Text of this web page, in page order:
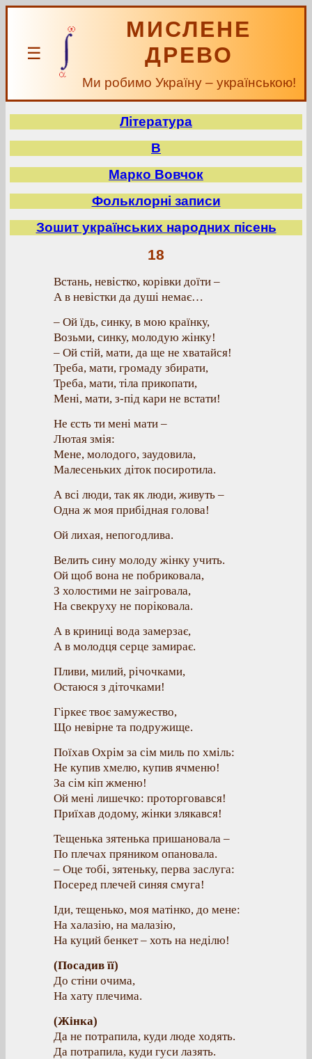
☰
МИСЛЕНЕ
ДРЕВО
Ми робимо Україну – українською!
Література
В
Марко Вовчок
Фольклорні записи
Зошит українських народних пісень
18
Встань, невістко, корівки доїти –
А в невістки да душі немає…
– Ой їдь, синку, в мою країнку,
Возьми, синку, молодую жінку!
– Ой стій, мати, да ще не хватайся!
Треба, мати, громаду збирати,
Треба, мати, тіла прикопати,
Мені, мати, з-під кари не встати!
Не єсть ти мені мати –
Лютая змія:
Мене, молодого, заудовила,
Малесеньких діток посиротила.
А всі люди, так як люди, живуть –
Одна ж моя прибідная голова!
Ой лихая, непогодлива.
Велить сину молоду жінку учить.
Ой щоб вона не побриковала,
З холостими не заігровала,
На свекруху не поріковала.
А в криниці вода замерзає,
А в молодця серце замирає.
Пливи, милий, річочками,
Остаюся з діточками!
Гіркеє твоє замужество,
Що невірне та подружище.
Поїхав Охрім за сім миль по хміль:
Не купив хмелю, купив ячменю!
За сім кіп жменю!
Ой мені лишечко: проторговався!
Приїхав додому, жінки злякався!
Тещенька зятенька пришановала –
По плечах пряником опановала.
– Оце тобі, зятеньку, перва заслуга:
Посеред плечей синяя смуга!
Іди, тещенько, моя матінко, до мене:
На халазію, на малазію,
На куций бенкет – хоть на неділю!
(Посадив її)
До стіни очима,
На хату плечима.
(Жінка)
Да не потрапила, куди люде ходять.
Да потрапила, куди гуси лазять.